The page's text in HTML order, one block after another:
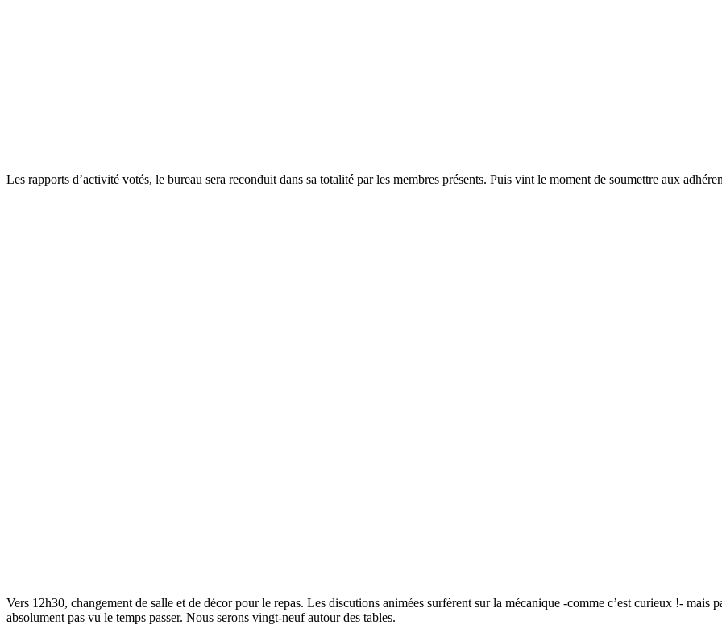
Les rapports d’activité votés, le bureau sera reconduit dans sa totalité par les membres présents. Puis vint le moment de soumettre aux
Vers 12h30, changement de salle et de décor pour le repas. Les discutions animées surfèrent sur la mécanique -comme c’est curieux !- mais
absolument pas vu le temps passer. Nous serons vingt-neuf autour des tables.